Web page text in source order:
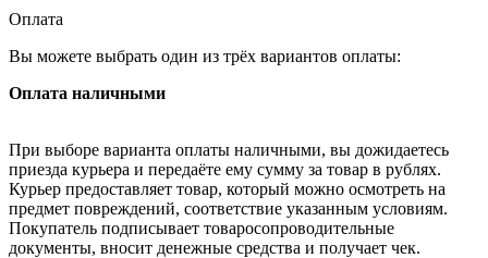
Оплата
Вы можете выбрать один из трёх вариантов оплаты:
Оплата наличными
При выборе варианта оплаты наличными, вы дожидаетесь
приезда курьера и передаёте ему сумму за товар в рублях.
Курьер предоставляет товар, который можно осмотреть на
предмет повреждений, соответствие указанным условиям.
Покупатель подписывает товаросопроводительные
документы, вносит денежные средства и получает чек.